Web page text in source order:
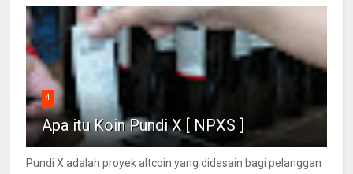
4
Apa itu Koin Pundi X [ NPXS ]
Pundi X adalah proyek altcoin yang didesain bagi pelanggan